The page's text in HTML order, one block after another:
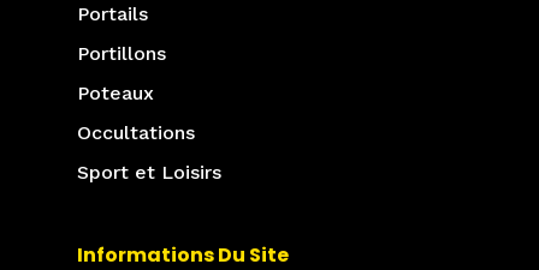
Portails
Portillons
Poteaux
Occultations
Sport et Loisirs
Informations Du Site